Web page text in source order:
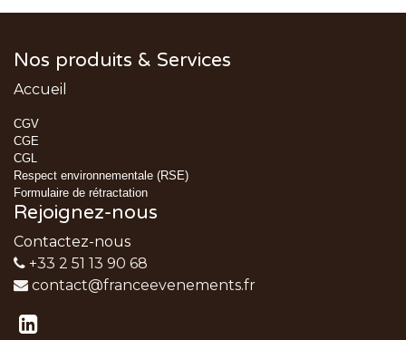
Nos produits & Services
Accueil
CGV
CGE
CGL
Respect environnementale (RSE)
Formulaire de rétractation
Rejoignez-nous
Contactez-nous
+33 2 51 13 90 68
contact@franceevenements.fr